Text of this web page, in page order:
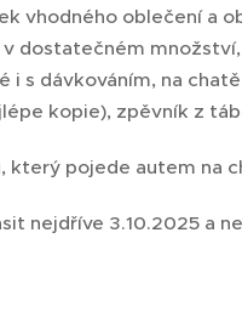
vhodného oblečení a
dostatečném
i s dávkováním, na
kopie), zpěvník z
který pojede autem na
nejdříve 3.10.2025 a